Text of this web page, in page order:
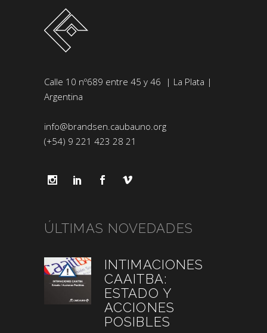
Calle 10 nº689 entre 45 y 46 | La Plata |
Argentina
info@brandsen.caubauno.org
(+54) 9 221 423 28 21
ÚLTIMAS NOVEDADES
INTIMACIONES
CAAITBA:
ESTADO Y
ACCIONES
POSIBLES